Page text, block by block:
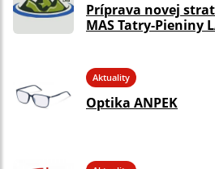
Príprava novej
MAS Tatry-Pieniny
Aktuality
Optika ANPEK